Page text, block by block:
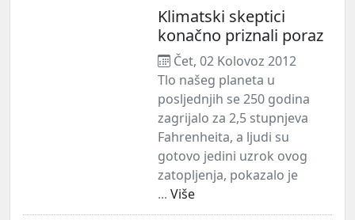
Klimatski skeptici
konačno priznali poraz
Čet, 02 Kolovoz 2012
Tlo našeg planeta u
posljednjih se 250 godina
zagrijalo za 2,5 stupnjeva
Fahrenheita, a ljudi su
gotovo jedini uzrok ovog
zatopljenja, pokazalo je
... Više